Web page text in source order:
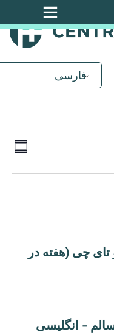
فارسی
خلاصه
تای چی (هفته در
- انگلیسی